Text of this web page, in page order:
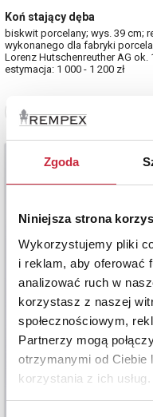
Zgoda
Niniejsza strona
Wykorzystujemy pliki
i reklam, aby oferować
analizować ruch w
korzystasz z naszej
społecznościowym,
Partnerzy mogą
otrzymanymi od Ciebie
korzystania z ich usług.
Koń stający dęba
biskwit porcelany; wys. 39 cm;
wykonanego dla fabryki
Lorenz Hutschenreuther AG ok.
estymacja: 1 000 - 1 200 zł
Zobacz pełne informacje